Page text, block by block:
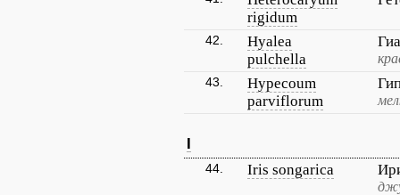
rigidum
42.
Hyalea
pulchella
43.
Hypecoum
parviflorum
I
44. Iris songarica